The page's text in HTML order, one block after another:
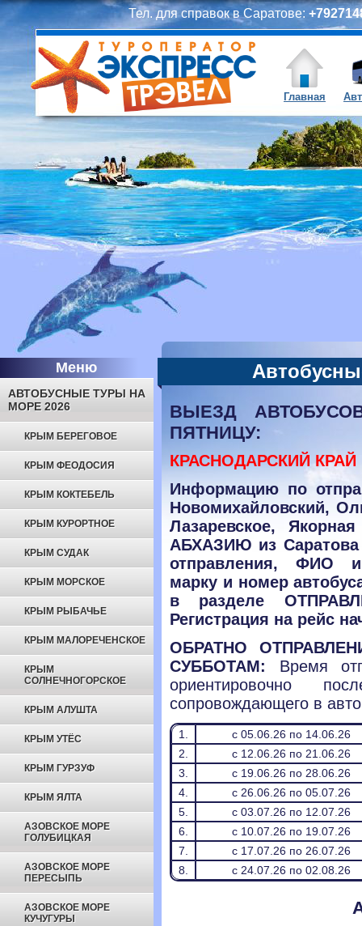
Тел. для справок в Саратове:
Главная
Меню
АВТОБУСНЫЕ ТУРЫ НА
МОРЕ 2026
КРЫМ БЕРЕГОВОЕ
КРЫМ ФЕОДОСИЯ
КРЫМ КОКТЕБЕЛЬ
КРЫМ КУРОРТНОЕ
КРЫМ СУДАК
КРЫМ МОРСКОЕ
КРЫМ РЫБАЧЬЕ
КРЫМ МАЛОРЕЧЕНСКОЕ
КРЫМ
СОЛНЕЧНОГОРСКОЕ
КРЫМ АЛУШТА
КРЫМ УТЁС
КРЫМ ГУРЗУФ
КРЫМ ЯЛТА
АЗОВСКОЕ МОРЕ
ГОЛУБИЦКАЯ
АЗОВСКОЕ МОРЕ
ПЕРЕСЫПЬ
АЗОВСКОЕ МОРЕ
КУЧУГУРЫ
ВЫЕЗД
ПЯТНИЦУ:
КРАСНОДАРСКИЙ КРАЙ
Информацию по
Новомихайловский,
Лазаревское,
АБХАЗИЮ из
отправления, ФИО
марку и номер
в разделе
Регистрация на рейс
ОБРАТНО
СУББОТАМ: Время
ориентировочно
сопровождающего в
1.
с 05.06.26 по 14.06.26
2.
с 12.06.26 по 21.06.26
3.
с 19.06.26 по 28.06.26
4.
с 26.06.26 по 05.07.26
5.
с 03.07.26 по 12.07.26
6.
с 10.07.26 по 19.07.26
7.
с 17.07.26 по 26.07.26
8.
с 24.07.26 по 02.08.26